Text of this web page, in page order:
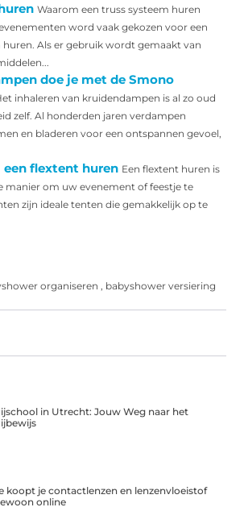
Waarom een truss systeem huren
word vaak gekozen voor een
huren. Als er gebruik wordt gemaakt van
doe je met de Smono
inhaleren van kruidendampen is al zo oud
zelf. Al honderden jaren verdampen
en bladeren voor een ontspannen gevoel,
een flextent huren Een flextent huren is
manier om uw evenement of feestje te
zijn ideale tenten die gemakkelijk op te
organiseren , babyshower versiering
in Utrecht: Jouw Weg naar het
koopt je contactlenzen en lenzenvloeistof
online